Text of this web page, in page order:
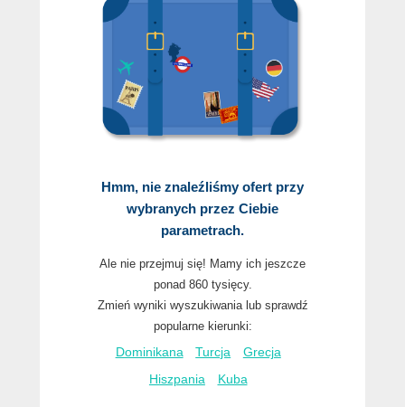
Hmm, nie znaleźliśmy ofert przy
wybranych przez Ciebie
parametrach.
Ale nie przejmuj się! Mamy ich jeszcze
ponad 860 tysięcy.
Zmień wyniki wyszukiwania lub sprawdź
popularne kierunki:
Dominikana
Turcja Grecja
Hiszpania Kuba